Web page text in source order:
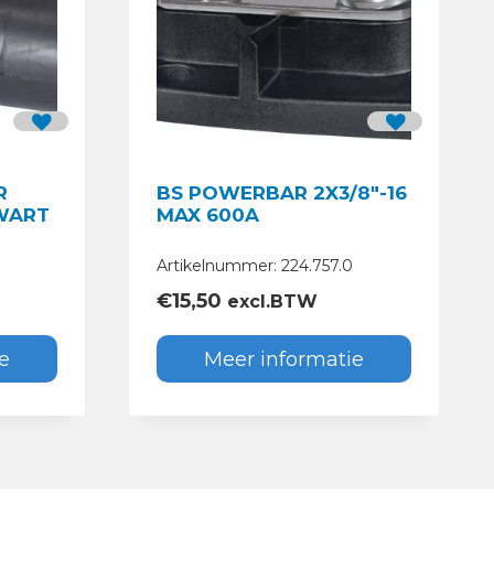
BS POWERBAR 2X3/8″-16
MAX 600A
Artikelnummer: 224.757.0
€15,50 excl.BTW
Meer informatie